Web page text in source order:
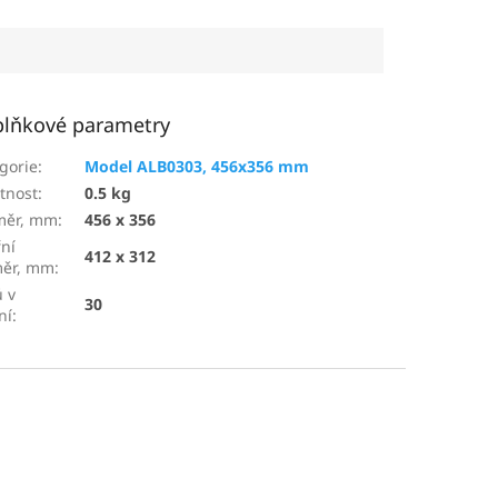
parametry
:
Model ALB0303, 456x356 mm
:
0.5 kg
mm:
456 x 356
mm:
412 x 312
v
:
30